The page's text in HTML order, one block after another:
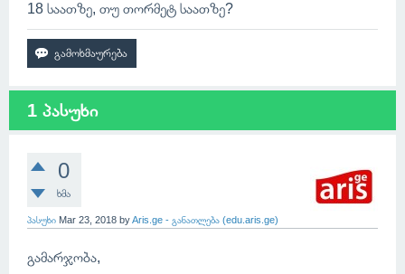
18 საათზე, თუ თორმეტ საათზე?
1 პასუხი
0
ხმა
პასუხი Mar 23, 2018 byAris.ge - განათლება (edu.aris.ge)
გამარჯობა,